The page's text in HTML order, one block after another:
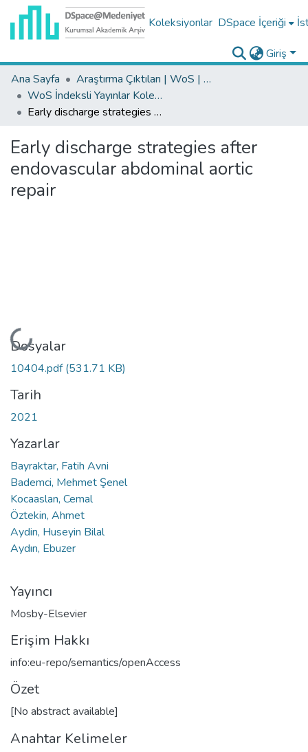
Koleksiyonlar DSpace İçeriği
Giriş
Ana Sayfa
Araştırma Çıktıları | WoS | Scopus | TR-Dizin | PubMed
WoS İndeksli Yayınlar Koleksiyonu
Early discharge strategies after endovascular abdominal aortic repair
Early discharge strategies after
endovascular abdominal aortic
repair
Yükleniyor...
Dosyalar
10404.pdf(531.71 KB)
Tarih
2021
Yazarlar
Bayraktar, Fatih Avni
Bademci, Mehmet Şenel
Kocaaslan, Cemal
Öztekin, Ahmet
Aydin, Huseyin Bilal
Aydın, Ebuzer
Yayıncı
Mosby-Elsevier
Erişim Hakkı
info:eu-repo/semantics/openAccess
Özet
[No abstract available]
Anahtar Kelimeler